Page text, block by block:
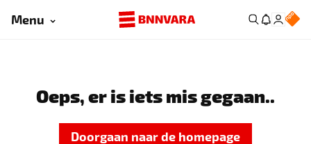
Menu
Oeps, er is iets mis gegaan..
Doorgaan naar de homepage